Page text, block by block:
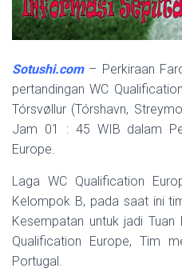
Sotushi.com– Perkiraan
pertandingan WC
Tórsvøllur (Tórshavn,
Jam 01 : 45 WIB dalam
Europe.
Laga WC Qualification
Kelompok B, pada saat ini
Kesempatan untuk jadi
Qualification Europe, Tim
Portugal.